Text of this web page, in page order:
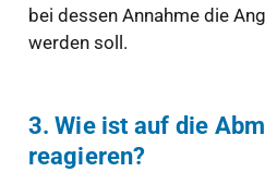
bei dessen Annahme die
werden soll.
3. Wie ist auf die
reagieren?